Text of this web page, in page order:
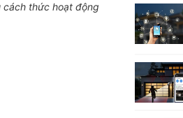
cách thức hoạt động